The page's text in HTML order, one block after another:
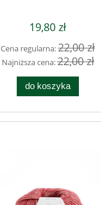
19,80 zł
Cena regularna:22,00 zł
Najniższa cena:22,00 zł
do koszyka